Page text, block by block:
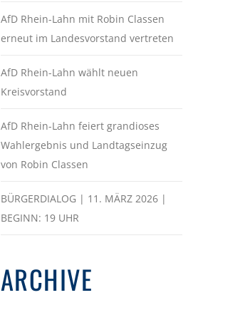
AfD Rhein-Lahn mit Robin Classen
erneut im Landesvorstand vertreten
AfD Rhein-Lahn wählt neuen
Kreisvorstand
AfD Rhein-Lahn feiert grandioses
Wahlergebnis und Landtagseinzug
von Robin Classen
BÜRGERDIALOG | 11. MÄRZ 2026 |
BEGINN: 19 UHR
ARCHIVE